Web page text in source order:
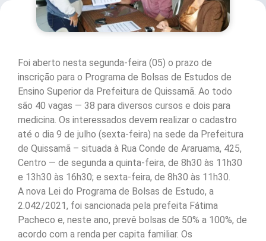
Foi aberto nesta segunda-feira (05) o prazo de
inscrição para o Programa de Bolsas de Estudos de
Ensino Superior da Prefeitura de Quissamã. Ao todo
são 40 vagas — 38 para diversos cursos e dois para
medicina. Os interessados devem realizar o cadastro
até o dia 9 de julho (sexta-feira) na sede da Prefeitura
de Quissamã – situada à Rua Conde de Araruama, 425,
Centro — de segunda a quinta-feira, de 8h30 às 11h30
e 13h30 às 16h30; e sexta-feira, de 8h30 às 11h30.
A nova Lei do Programa de Bolsas de Estudo, a
2.042/2021, foi sancionada pela prefeita Fátima
Pacheco e, neste ano, prevê bolsas de 50% a 100%, de
acordo com a renda per capita familiar. Os